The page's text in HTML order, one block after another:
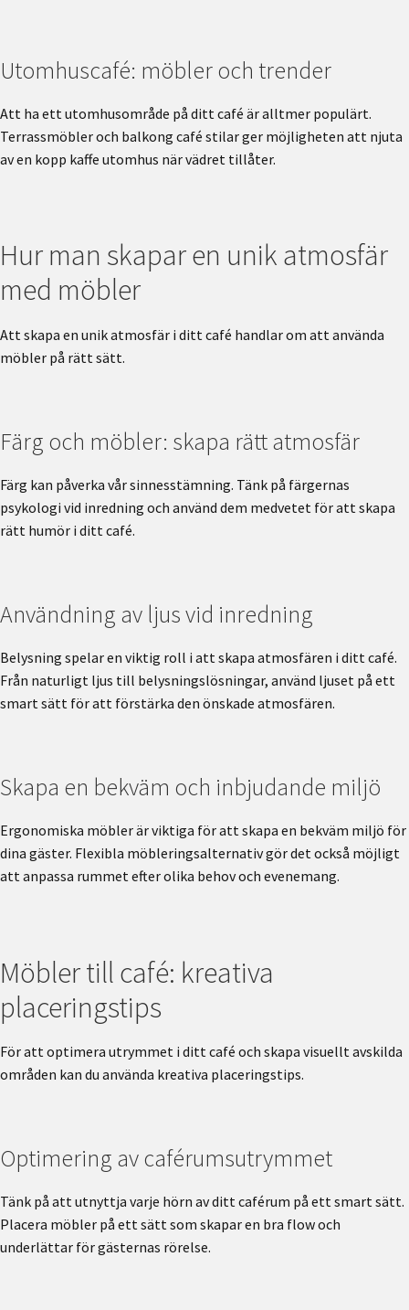
Utomhuscafé: möbler och trender
Att ha ett utomhusområde på ditt café är alltmer populärt.
Terrassmöbler och balkong café stilar ger möjligheten att njuta
av en kopp kaffe utomhus när vädret tillåter.
Hur man skapar en unik atmosfär
med möbler
Att skapa en unik atmosfär i ditt café handlar om att använda
möbler på rätt sätt.
Färg och möbler: skapa rätt atmosfär
Färg kan påverka vår sinnesstämning. Tänk på färgernas
psykologi vid inredning och använd dem medvetet för att skapa
rätt humör i ditt café.
Användning av ljus vid inredning
Belysning spelar en viktig roll i att skapa atmosfären i ditt café.
Från naturligt ljus till belysningslösningar, använd ljuset på ett
smart sätt för att förstärka den önskade atmosfären.
Skapa en bekväm och inbjudande miljö
Ergonomiska möbler är viktiga för att skapa en bekväm miljö för
dina gäster. Flexibla möbleringsalternativ gör det också möjligt
att anpassa rummet efter olika behov och evenemang.
Möbler till café: kreativa
placeringstips
För att optimera utrymmet i ditt café och skapa visuellt avskilda
områden kan du använda kreativa placeringstips.
Optimering av caférumsutrymmet
Tänk på att utnyttja varje hörn av ditt caférum på ett smart sätt.
Placera möbler på ett sätt som skapar en bra flow och
underlättar för gästernas rörelse.